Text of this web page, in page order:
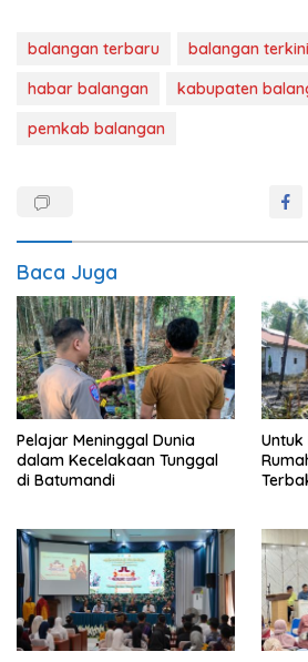
balangan terbaru balangan terkini
habar balangan
kabupaten
pemkab balangan
Baca Juga
Pelajar Meninggal Dunia
dalam Kecelakaan Tunggal
di Batumandi
Untuk